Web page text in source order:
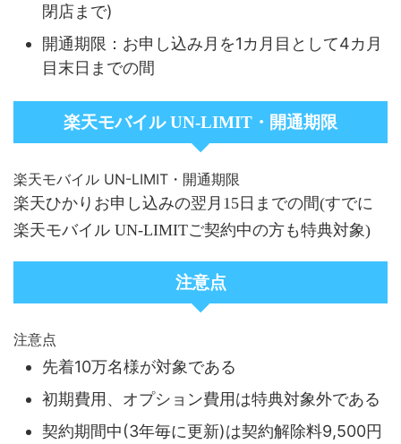
閉店まで)
開通期限：お申し込み月を1カ月目として4カ月
目末日までの間
楽天モバイル UN-LIMIT・開通期限
楽天モバイル UN-LIMIT・開通期限
楽天ひかりお申し込みの翌月15日までの間(すでに
楽天モバイル UN-LIMITご契約中の方も特典対象)
注意点
注意点
先着10万名様が対象である
初期費用、オプション費用は特典対象外である
契約期間中(3年毎に更新)は契約解除料9,500円